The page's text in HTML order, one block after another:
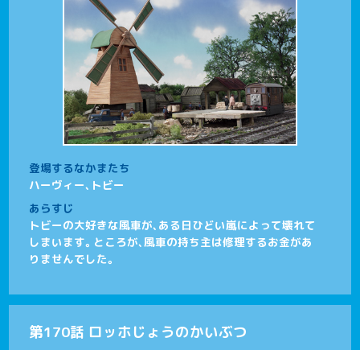
登場するなかまたち
ハーヴィー、トビー
あらすじ
トビーの大好きな風車が、ある日ひどい嵐によって壊れて
しまいます。ところが、風車の持ち主は修理するお金があ
りませんでした。
第170話 ロッホじょうのかいぶつ